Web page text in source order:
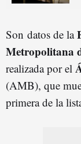
Son datos de la
Metropolitana
realizada por el
(AMB), que
primera de la